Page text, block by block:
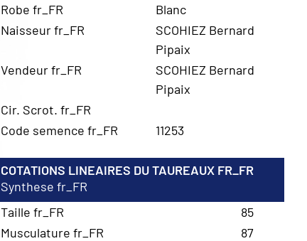
Robe fr_FR
Blanc
Naisseur fr_FR
SCOHIEZ Bernard
Pipaix
Vendeur fr_FR
SCOHIEZ Bernard
Pipaix
Cir. Scrot. fr_FR
Code semence fr_FR
11253
COTATIONS LINEAIRES DU TAUREAUX FR_FR
Synthese fr_FR
Taille fr_FR
85
Musculature fr_FR
87